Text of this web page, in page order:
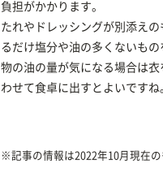
負担がかかります。
たれやドレッシングが別添え
るだけ塩分や油の多くないも
物の油の量が気になる場合は
わせて食卓に出すとよいですね
※記事の情報は2022年10月現在の